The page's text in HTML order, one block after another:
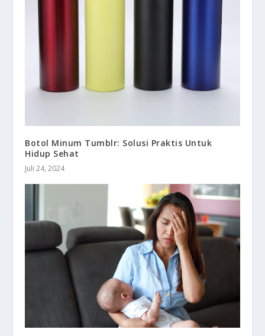
Botol Minum Tumblr: Solusi Praktis Untuk
Hidup Sehat
Juli 24, 2024